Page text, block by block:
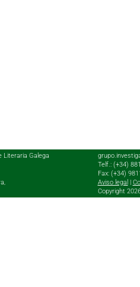
Literaria Galega
Telf.: (+34)
Fax: (+34)
Aviso legal |
Copyright